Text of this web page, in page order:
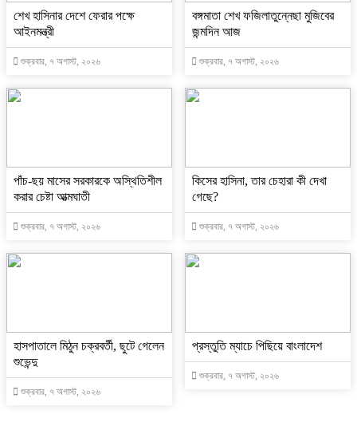
শেখ হাসিনার দেশে ফেরার পক্ষে
আইনমন্ত্রী
শুক্রবার, ৭ অগাস্ট, ২০২৬
বঙ্গমাতা শেখ ফজিলাতুন্নেছা মুজিবের
জন্মদিন আজ
শুক্রবার, ৭ অগাস্ট, ২০২৬
পাঁচ-ছয় মাসের সরকারকে অস্থিতিশীল
করার চেষ্টা আত্মঘাতী
শুক্রবার, ৭ অগাস্ট, ২০২৬
কিসের হাসিনা, তার চেহারা কী দেখা
গেছে?
শুক্রবার, ৭ অগাস্ট, ২০২৬
হাসপাতালে মিঠুন চক্রবর্তী, ছুটে গেলেন
শুভেন্দু
শুক্রবার, ৭ অগাস্ট, ২০২৬
প্রস্তুতি ম্যাচে পিছিয়ে বাংলাদেশ
শুক্রবার, ৭ অগাস্ট, ২০২৬